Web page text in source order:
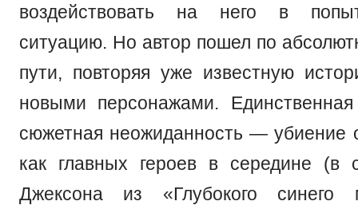
воздействовать на него в
ситуацию. Но автор пошел по
пути, повторяя уже известную
новыми персонажами. Единственная
сюжетная неожиданность — убиение
как главных героев в середине (в
Джексона из «Глубокого синего